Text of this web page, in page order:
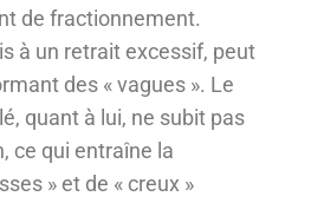
de fractionnement.
à un retrait excessif, peut
des « vagues ». Le
quant à lui, ne subit pas
ce qui entraîne la
» et de « creux »